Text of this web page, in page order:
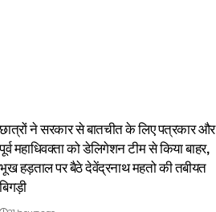
छात्रों ने सरकार से बातचीत के लिए पत्रकार और
पूर्व महाधिवक्ता को डेलिगेशन टीम से किया बाहर,
भूख हड़ताल पर बैठे देवेंद्रनाथ महतो की तबीयत
बिगड़ी